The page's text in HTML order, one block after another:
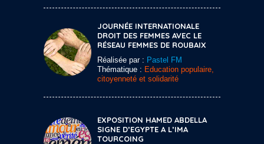
JOURNÉE INTERNATIONALE
DROIT DES FEMMES AVEC LE
RÉSEAU FEMMES DE ROUBAIX
Réalisée par : Pastel FM
Thématique : Education populaire,
citoyenneté et solidarité
EXPOSITION HAMED ABDELLA
SIGNE D’EGYPTE A L’IMA
TOURCOING